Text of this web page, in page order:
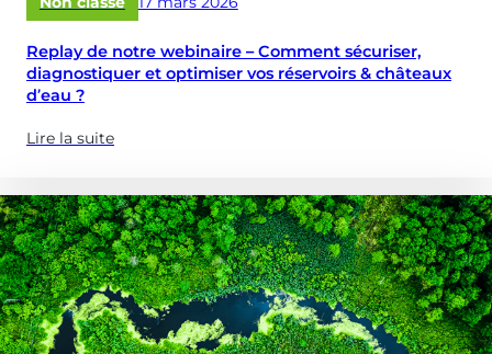
le
Replay de notre webinaire – Comment sécuriser,
diagnostiquer et optimiser vos réservoirs & châteaux
d’eau ?
Lire la suite
(à
de
:
Replay
de
notre
webinaire